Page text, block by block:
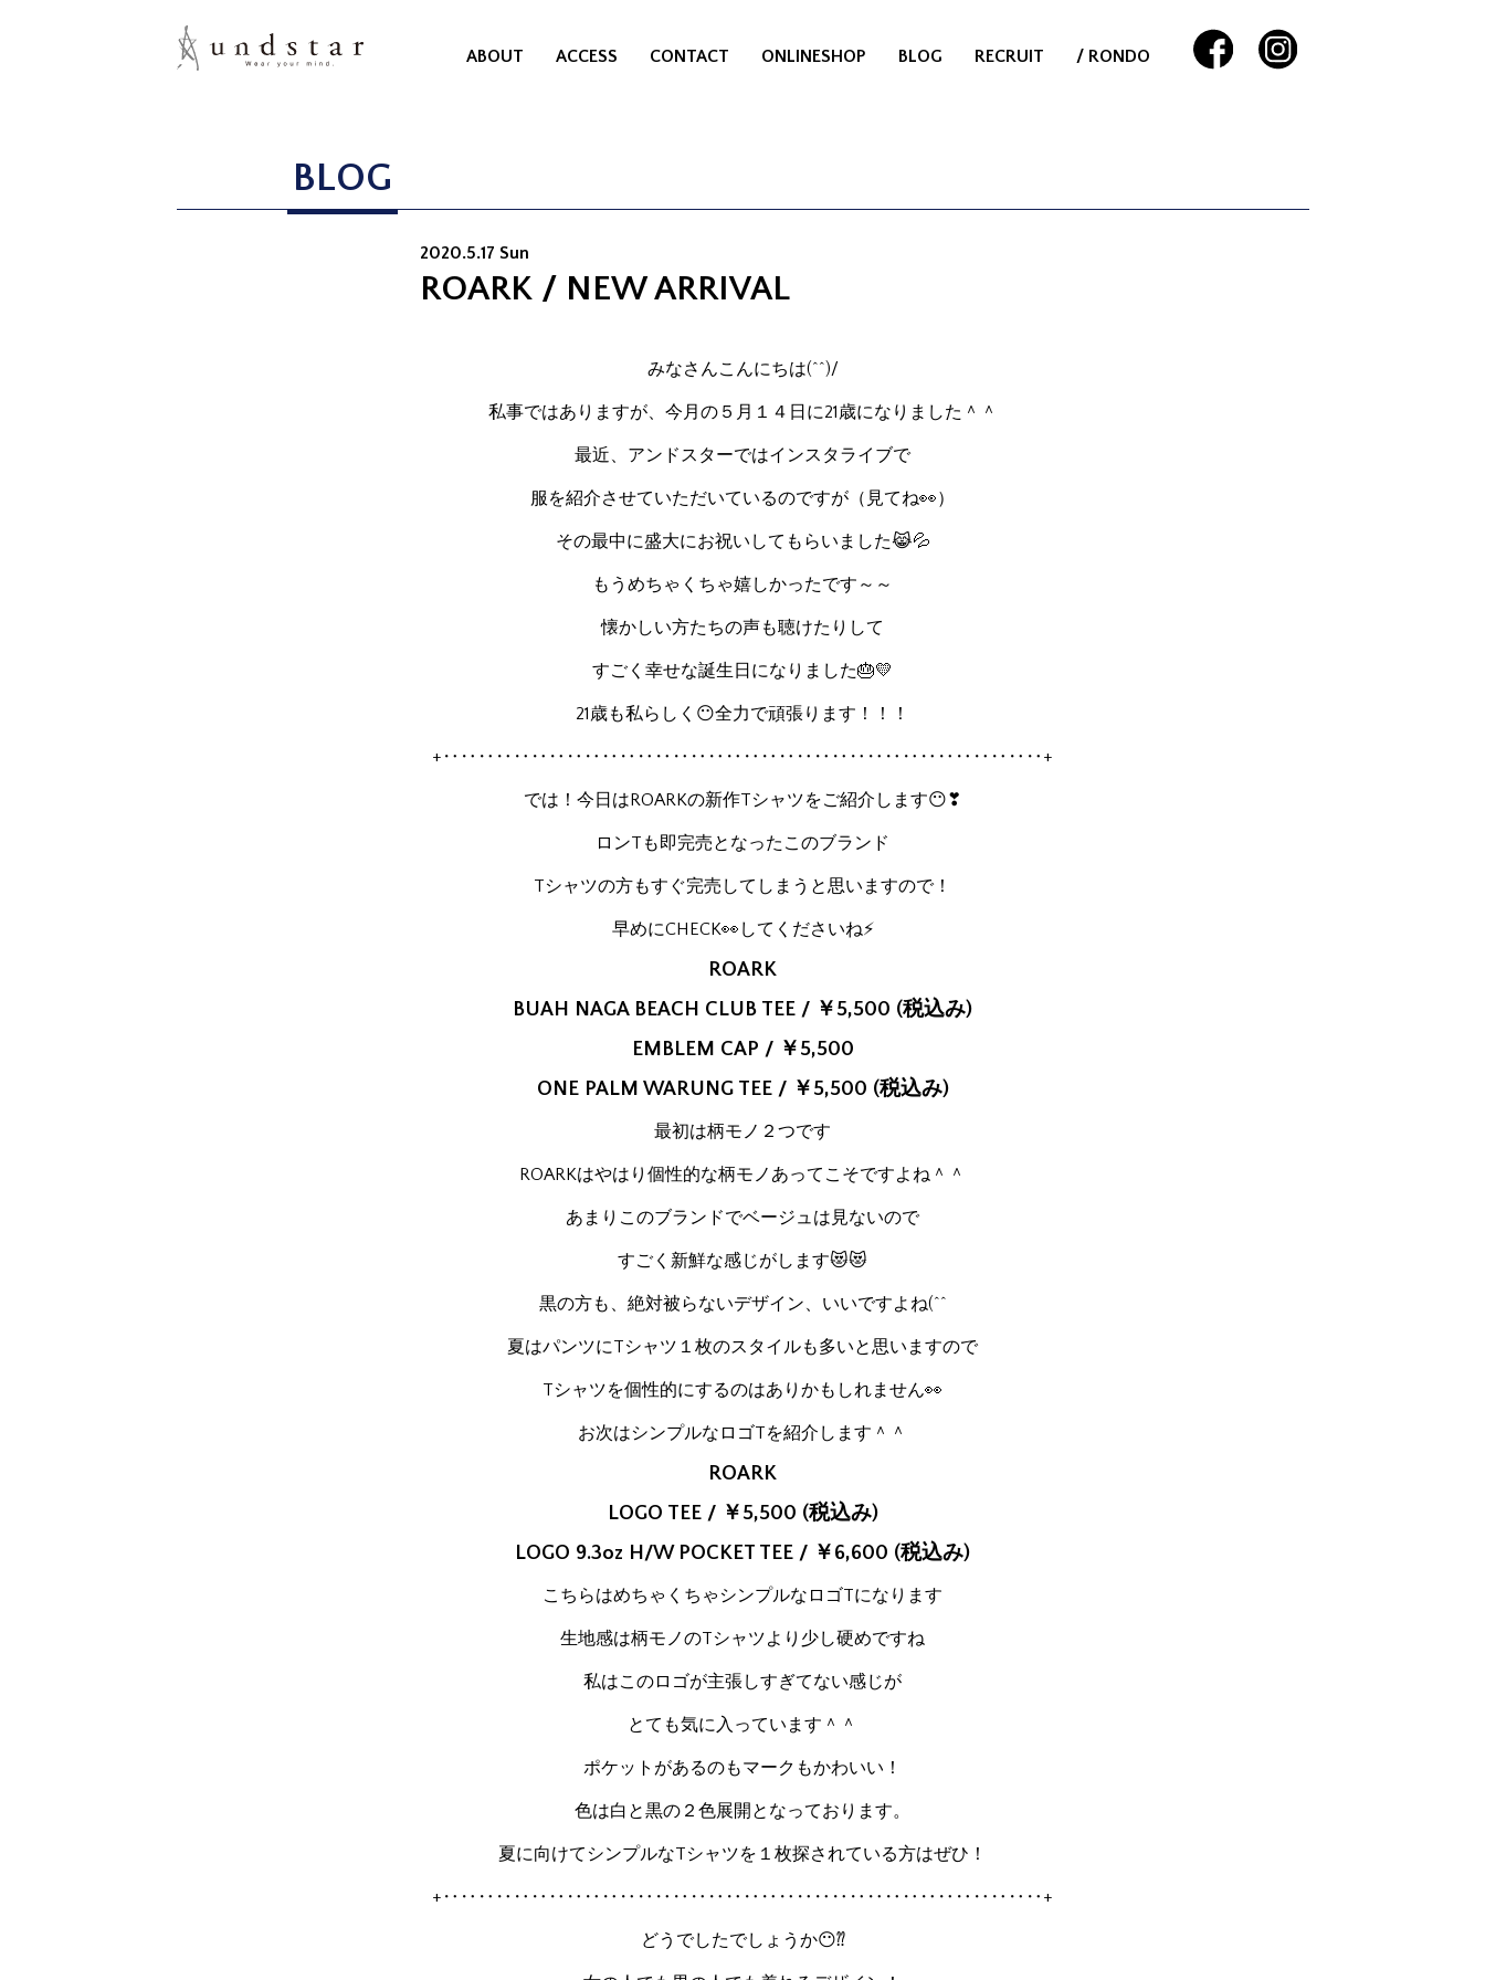
ABOUT ACCESS CONTACT ONLINESHOP BLOG RECRUIT / RONDO
BLOG
2020.5.17 Sun
ROARK / NEW ARRIVAL
みなさんこんにちは(^^)/
私事ではありますが、今月の５月１４日に21歳になりました＾＾
最近、アンドスターではインスタライブで
服を紹介させていただいているのですが（見てね👀）
その最中に盛大にお祝いしてもらいました😹💦
もうめちゃくちゃ嬉しかったです～～
懐かしい方たちの声も聴けたりして
すごく幸せな誕生日になりました🎂💛
21歳も私らしく😶全力で頑張ります！！！
+‥‥‥‥‥‥‥‥‥‥‥‥‥‥‥‥‥‥‥‥‥‥‥‥‥‥‥‥‥‥‥‥‥‥+
では！今日はROARKの新作Tシャツをご紹介します😶❣
ロンTも即完売となったこのブランド
Tシャツの方もすぐ完売してしまうと思いますので！
早めにCHECK👀してくださいね⚡
ROARK
BUAH NAGA BEACH CLUB TEE / ￥5,500 (税込み)
EMBLEM CAP / ￥5,500
ONE PALM WARUNG TEE / ￥5,500 (税込み)
最初は柄モノ２つです
ROARKはやはり個性的な柄モノあってこそですよね＾＾
あまりこのブランドでベージュは見ないので
すごく新鮮な感じがします😻😻
黒の方も、絶対被らないデザイン、いいですよね(^^
夏はパンツにTシャツ１枚のスタイルも多いと思いますので
Tシャツを個性的にするのはありかもしれません👀
お次はシンプルなロゴTを紹介します＾＾
ROARK
LOGO TEE / ￥5,500 (税込み)
LOGO 9.3oz H/W POCKET TEE / ￥6,600 (税込み)
こちらはめちゃくちゃシンプルなロゴTになります
生地感は柄モノのTシャツより少し硬めですね
私はこのロゴが主張しすぎてない感じが
とても気に入っています＾＾
ポケットがあるのもマークもかわいい！
色は白と黒の２色展開となっております。
夏に向けてシンプルなTシャツを１枚探されている方はぜひ！
+‥‥‥‥‥‥‥‥‥‥‥‥‥‥‥‥‥‥‥‥‥‥‥‥‥‥‥‥‥‥‥‥‥‥+
どうでしたでしょうか😶⁇